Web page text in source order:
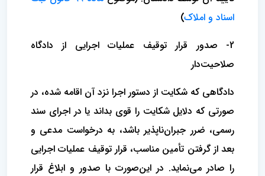
اسناد و املاک)
2- صدور قرار توقیف عملیات اجرایی از دادگاه
صلاحیت‌دار
دادگاهی که شکایت از دستور اجرا نزد آن اقامه شده، در
صورتی که دلایل شکایت را قوی بداند یا در اجرای سند
رسمی، ضرر جبران‌ناپذیر باشد، به درخواست مدعی و
بعد از گرفتن تأمین مناسب، قرار توقیف عملیات اجرایی
را صادر می‌نماید. در این‌صورت با صدور و ابلاغ قرار